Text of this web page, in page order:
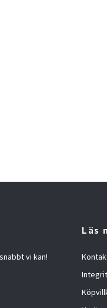
vi kan!
Läs